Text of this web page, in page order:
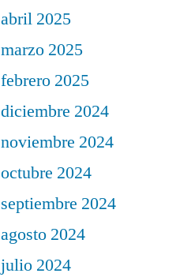
abril 2025
marzo 2025
febrero 2025
diciembre 2024
noviembre 2024
octubre 2024
septiembre 2024
agosto 2024
julio 2024